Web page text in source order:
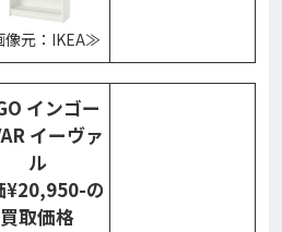
元：IKEA≫
インゴー
イーヴァ
ル
¥20,950-の
買取価格